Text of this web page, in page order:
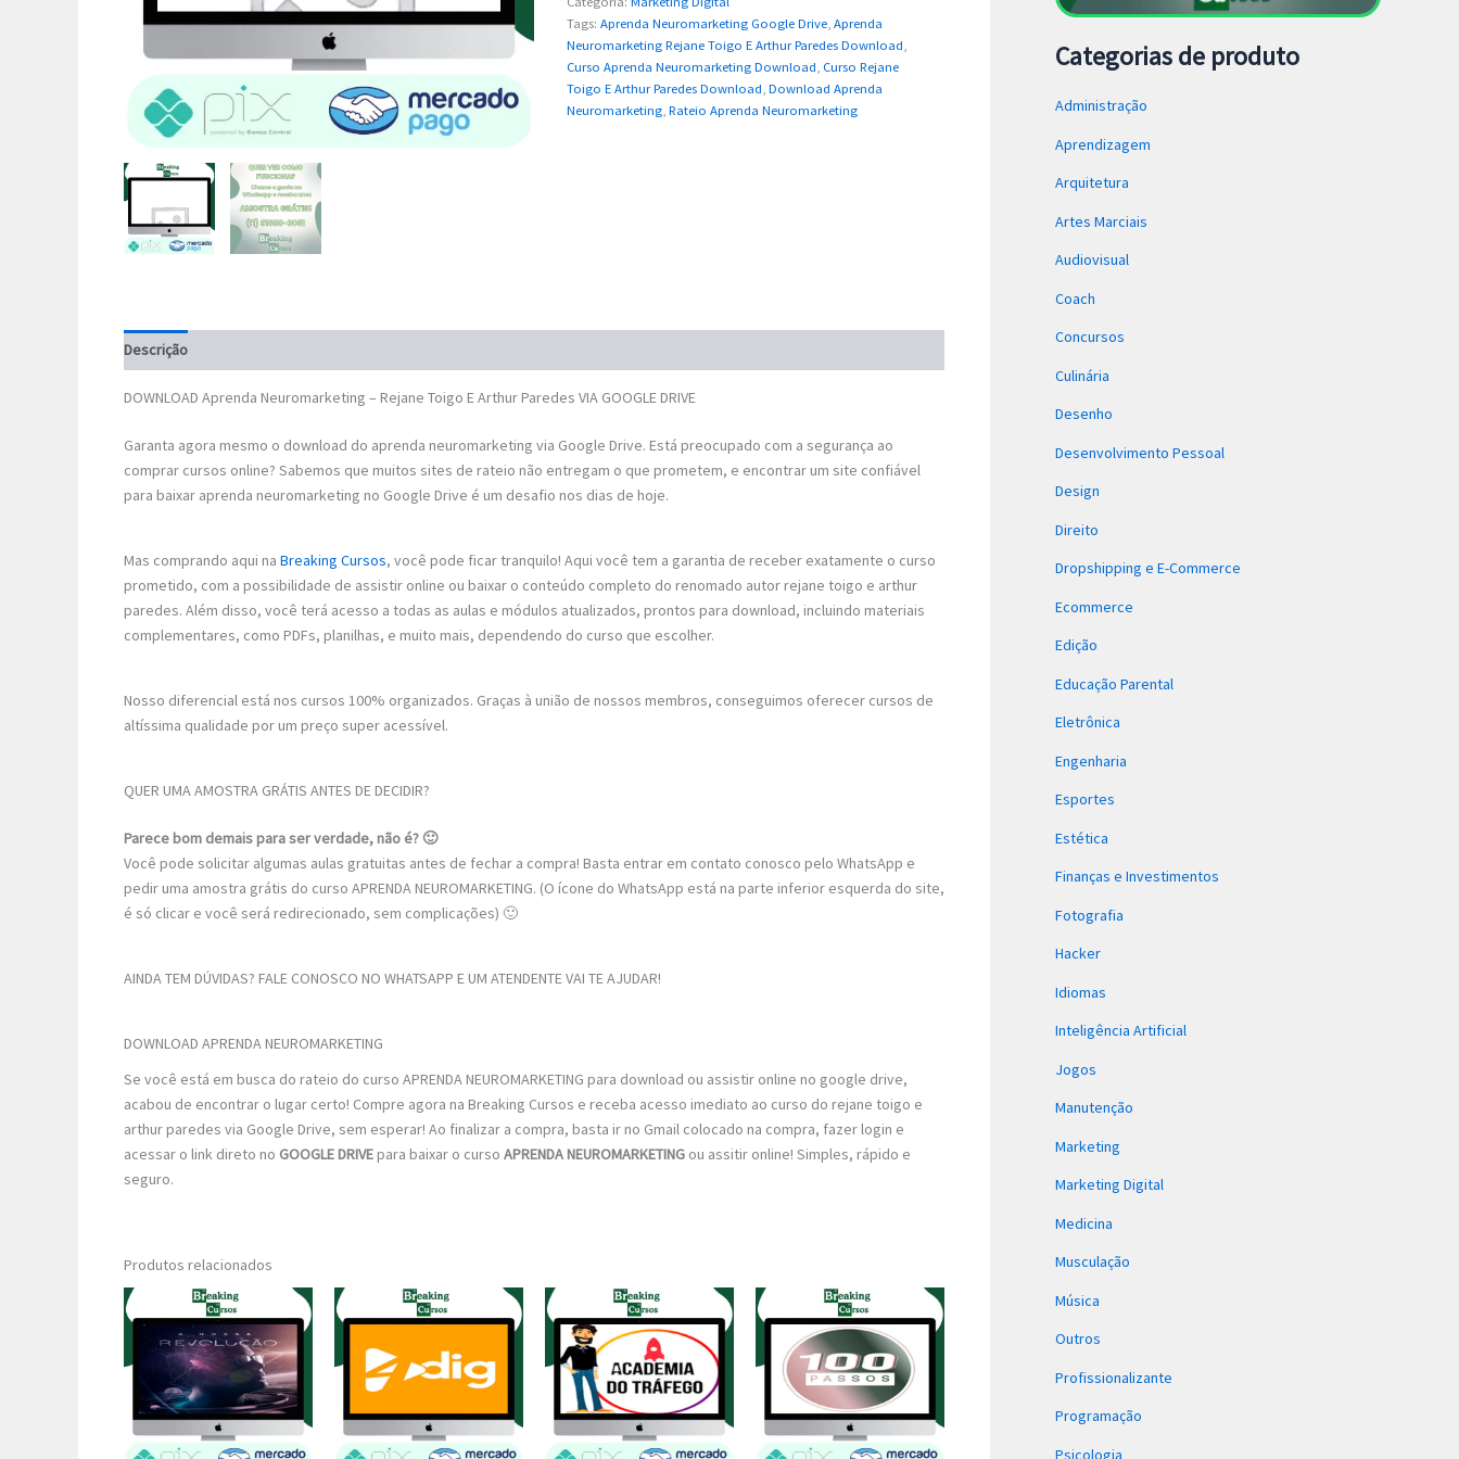
Tags:Aprenda Neuromarketing Google Drive,Aprenda
Neuromarketing Rejane Toigo E Arthur Paredes Download,
Curso Aprenda Neuromarketing Download, Curso Rejane
Toigo E Arthur Paredes Download,Download Aprenda
Neuromarketing,Rateio Aprenda Neuromarketing
Descrição
DOWNLOAD Aprenda Neuromarketing – Rejane Toigo E Arthur Paredes VIA GOOGLE DRIVE
Garanta agora mesmo o download do aprenda neuromarketing via Google Drive. Está preocupado com a segurança ao
comprar cursos online? Sabemos que muitos sites de rateio não entregam o que prometem, e encontrar um site confiável
para baixar aprenda neuromarketing no Google Drive é um desafio nos dias de hoje.
Mas comprando aqui na Breaking Cursos, você pode ficar tranquilo! Aqui você tem a garantia de receber exatamente o curso
prometido, com a possibilidade de assistir online ou baixar o conteúdo completo do renomado autor rejane toigo e arthur
paredes. Além disso, você terá acesso a todas as aulas e módulos atualizados, prontos para download, incluindo materiais
complementares, como PDFs, planilhas, e muito mais, dependendo do curso que escolher.
Nosso diferencial está nos cursos 100% organizados. Graças à união de nossos membros, conseguimos oferecer cursos de
altíssima qualidade por um preço super acessível.
QUER UMA AMOSTRA GRÁTIS ANTES DE DECIDIR?
Parece bom demais para ser verdade, não é? 🙂
Você pode solicitar algumas aulas gratuitas antes de fechar a compra! Basta entrar em contato conosco pelo WhatsApp e
pedir uma amostra grátis do curso APRENDA NEUROMARKETING. (O ícone do WhatsApp está na parte inferior esquerda do site,
é só clicar e você será redirecionado, sem complicações) 🙂
AINDA TEM DÚVIDAS? FALE CONOSCO NO WHATSAPP E UM ATENDENTE VAI TE AJUDAR!
DOWNLOAD APRENDA NEUROMARKETING
Se você está em busca do rateio do curso APRENDA NEUROMARKETING para download ou assistir online no google drive,
acabou de encontrar o lugar certo! Compre agora na Breaking Cursos e receba acesso imediato ao curso do rejane toigo e
arthur paredes via Google Drive, sem esperar! Ao finalizar a compra, basta ir no Gmail colocado na compra, fazer login e
acessar o link direto no GOOGLE DRIVEpara baixar o curso APRENDA NEUROMARKETING ou assitir online! Simples, rápido e
seguro.
Produtos relacionados
Categorias de produto
Administração
Aprendizagem
Arquitetura
Artes Marciais
Audiovisual
Coach
Concursos
Culinária
Desenho
Desenvolvimento Pessoal
Design
Direito
Dropshipping e E-Commerce
Ecommerce
Edição
Educação Parental
Eletrônica
Engenharia
Esportes
Estética
Finanças e Investimentos
Fotografia
Hacker
Idiomas
Inteligência Artificial
Jogos
Manutenção
Marketing
Marketing Digital
Medicina
Musculação
Música
Outros
Profissionalizante
Programação
Psicologia